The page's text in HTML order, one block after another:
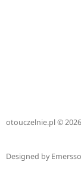
otouczelnie.pl©
Designed by